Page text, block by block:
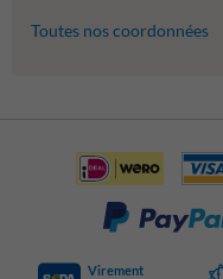
Toutes nos coordonnées
Virement